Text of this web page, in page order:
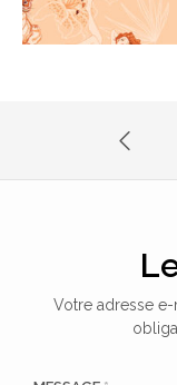
Votre adresse